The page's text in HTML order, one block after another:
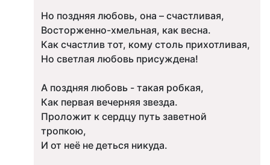
Но поздняя любовь, она – счастливая,
Восторженно-хмельная, как весна.
Как счастлив тот, кому столь прихотливая,
Но светлая любовь присуждена!
А поздняя любовь - такая робкая,
Как первая вечерняя звезда.
Проложит к сердцу путь заветной
тропкою,
И от неё не деться никуда.